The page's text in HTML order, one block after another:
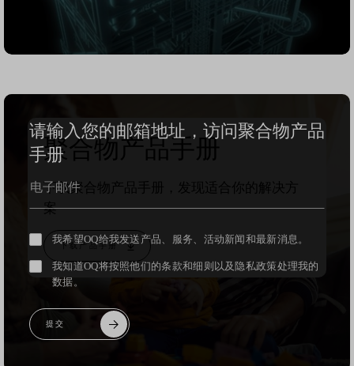
聚合物产品手册
下载聚合物产品手册，发现适合你的解决方
案
下载产品手册
请输入您的邮箱地址，访问 聚合物产品
手册
我希望OQ给我发送产品、服务、活动新闻和最新消息。
我知道OQ将按照他们的条款和细则以及隐私政策处理我的
数据。